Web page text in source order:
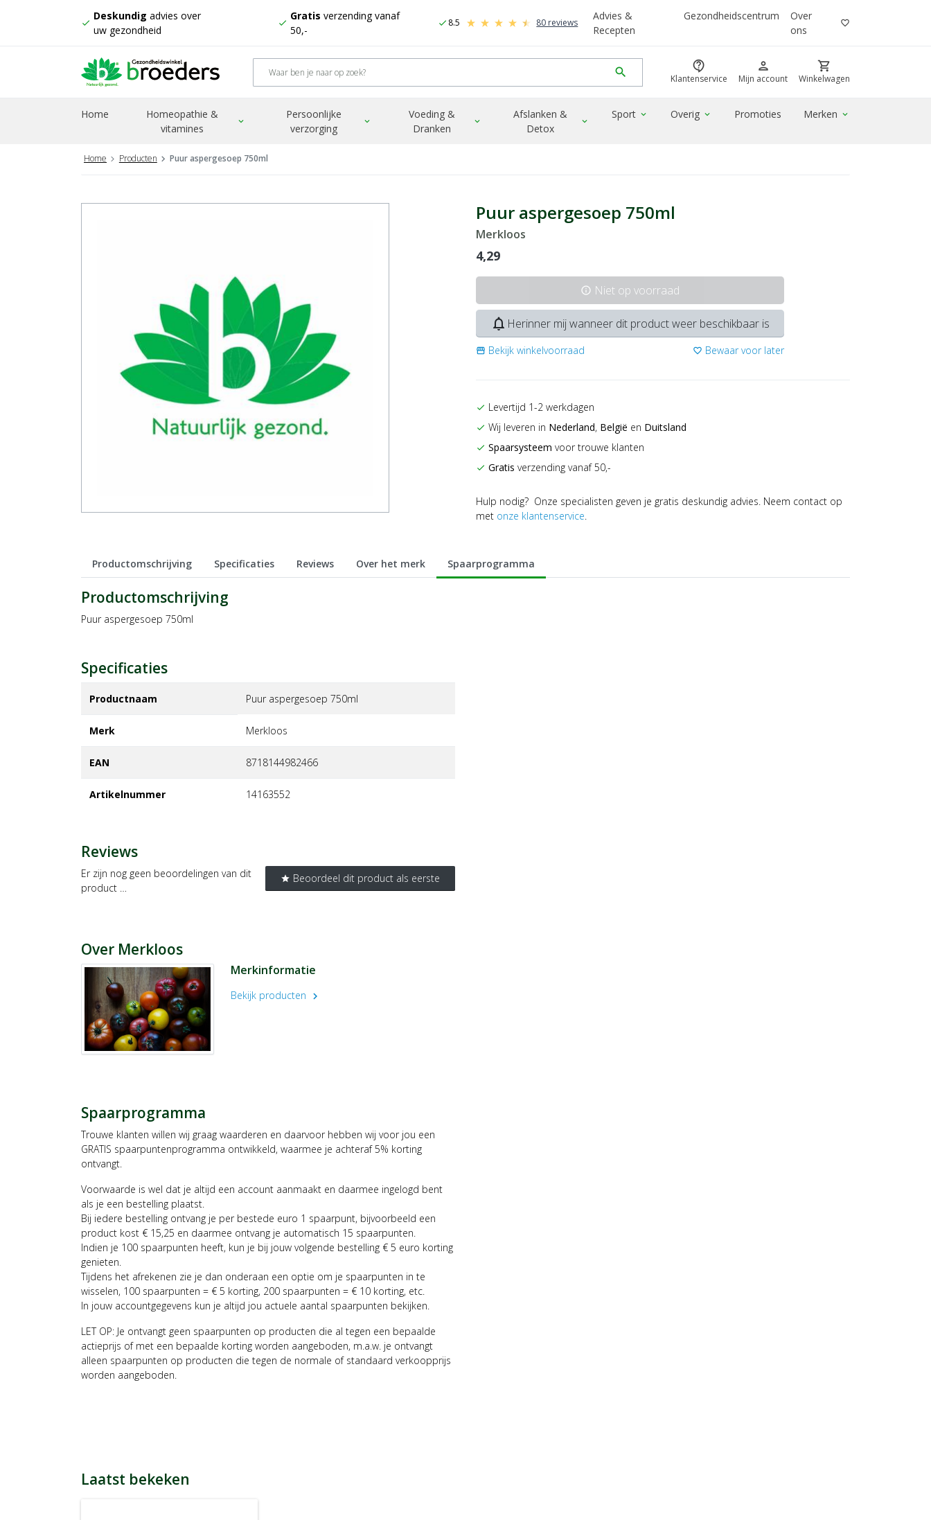
check
Deskundig advies over
uw gezondheid
check
Gratis verzending vanaf
50,-
check 8.5 80 reviews
Advies &
Recepten
Gezondheidscentrum
Over
ons
favorite_border
search contact_support
Klantenservice
person
Mijn account
shopping_cart
Winkelwagen
Home
Homeopathie &
vitamines
expand_more
Persoonlijke
verzorging
expand_more
Voeding &
Dranken
expand_more
Afslanken &
Detox
expand_more
Sport expand_more Overig expand_more Promoties Merken expand_more
Home Producten Puur aspergesoep 750ml
Puur aspergesoep 750ml
Merkloos
4,29
info Niet op voorraad
notifications_none Herinner mij wanneer dit product weer beschikbaar is
storefront Bekijk winkelvoorraad favorite_border Bewaar voor later
check Levertijd 1-2 werkdagen
check Wij leveren in Nederland, België en Duitsland
check Spaarsysteem voor trouwe klanten
check Gratis verzending vanaf 50,-
Hulp nodig? Onze specialisten geven je gratis deskundig advies. Neem contact op
met onze klantenservice.
Productomschrijving Specificaties Reviews Over het merk Spaarprogramma
Productomschrijving
Puur aspergesoep 750ml
Specificaties
Productnaam Puur aspergesoep 750ml
Merk merkloos
EAN 8718144982466
Artikelnummer 14163552
Reviews
star Beoordeel dit product als eerste
Er zijn nog geen beoordelingen van dit
product …
Over Merkloos
Merkinformatie
Bekijk producten chevron_right
Spaarprogramma
Trouwe klanten willen wij graag waarderen en daarvoor hebben wij voor jou een
GRATIS spaarpuntenprogramma ontwikkeld, waarmee je achteraf 5% korting
ontvangt.
Voorwaarde is wel dat je altijd een account aanmaakt en daarmee ingelogd bent
als je een bestelling plaatst.
Bij iedere bestelling ontvang je per bestede euro 1 spaarpunt, bijvoorbeeld een
product kost € 15,25 en daarmee ontvang je automatisch 15 spaarpunten.
Indien je 100 spaarpunten heeft, kun je bij jouw volgende bestelling € 5 euro korting
genieten.
Tijdens het afrekenen zie je dan onderaan een optie om je spaarpunten in te
wisselen, 100 spaarpunten = € 5 korting, 200 spaarpunten = € 10 korting, etc.
In jouw accountgegevens kun je altijd jou actuele aantal spaarpunten bekijken.
LET OP: Je ontvangt geen spaarpunten op producten die al tegen een bepaalde
actieprijs of met een bepaalde korting worden aangeboden, m.a.w. je ontvangt
alleen spaarpunten op producten die tegen de normale of standaard verkoopprijs
worden aangeboden.
Laatst bekeken